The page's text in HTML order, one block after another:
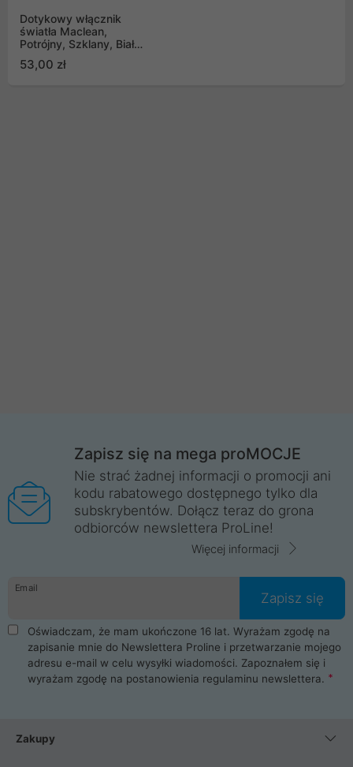
Dotykowy włącznik
światła Maclean,
Potrójny, Szklany, Biały
podświetleniem
53,00 zł
Zapisz się na mega proMOCJE
Nie strać żadnej informacji o promocji ani
kodu rabatowego dostępnego tylko dla
subskrybentów. Dołącz teraz do grona
odbiorców newslettera ProLine!
Więcej informacji
Email
Zapisz się
Oświadczam, że mam ukończone 16 lat. Wyrażam zgodę na
zapisanie mnie do Newslettera Proline i przetwarzanie mojego
adresu e-mail w celu wysyłki wiadomości. Zapoznałem się i
wyrażam zgodę na postanowienia regulaminu newslettera.
Zakupy